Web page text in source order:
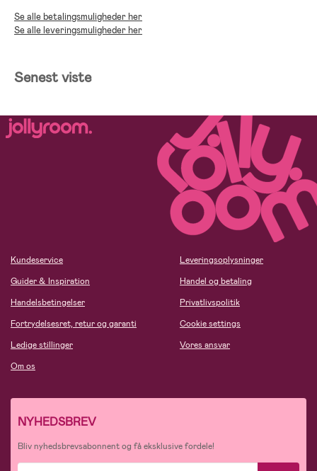
Se alle betalingsmuligheder her
Se alle leveringsmuligheder her
Senest viste
Kundeservice
Guider & Inspiration
Handelsbetingelser
Fortrydelsesret, retur og garanti
Ledige stillinger
Om os
Leveringsoplysninger
Handel og betaling
Privatlivspolitik
Cookie settings
Vores ansvar
NYHEDSBREV
Bliv nyhedsbrevsabonnent og få eksklusive fordele!